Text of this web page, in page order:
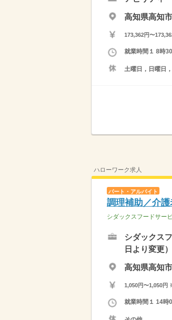
高知県高知市
173,362円〜
就業時間１ 8時
土曜日，日曜日
ハローワーク求人
パート・アルバイト
調理補助／介
シダックスフードサー
シダックス
日より変更）
高知県高知市
1,050円〜1,050円
就業時間１ 14時